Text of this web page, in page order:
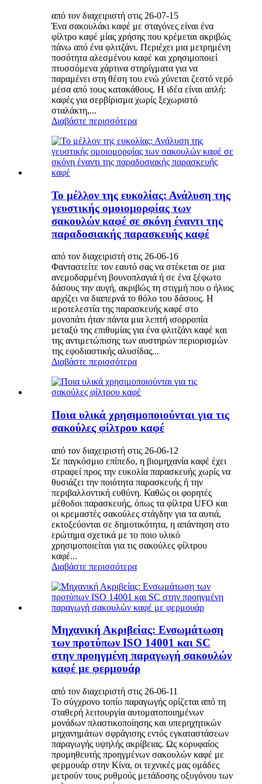
από τον διαχειριστή στις 26-07-15
Ένα σακουλάκι καφέ με σταγόνες είναι ένα
φίλτρο καφέ μίας χρήσης που κρέμεται ακριβώς
πάνω από ένα φλιτζάνι. Περιέχει μια μετρημένη
ποσότητα αλεσμένου καφέ και χρησιμοποιεί
πτυσσόμενα χάρτινα στηρίγματα για να
παραμένει στη θέση του ενώ χύνεται ζεστό νερό
μέσα από τους κατακάθους. Η ιδέα είναι απλή:
καφές για σερβίρισμα χωρίς ξεχωριστό
σταλάκτη,...
Διαβάστε περισσότερα
Το μέλλον της ευκολίας: Ανάλυση της
γευστικής ομοιομορφίας των
σακουλών καφέ σε σκόνη έναντι της
παραδοσιακής παρασκευής καφέ
από τον διαχειριστή στις 26-06-16
Φανταστείτε τον εαυτό σας να στέκεται σε μια
ανεμοδαρμένη βουνοπλαγιά ή σε ένα ξέφωτο
δάσους την αυγή, ακριβώς τη στιγμή που ο ήλιος
αρχίζει να διαπερνά το θόλο του δάσους. Η
ιεροτελεστία της παρασκευής καφέ στο
μονοπάτι ήταν πάντα μια λεπτή ισορροπία
μεταξύ της επιθυμίας για ένα φλιτζάνι καφέ και
της αντιμετώπισης των αυστηρών περιορισμών
της εφοδιαστικής αλυσίδας...
Διαβάστε περισσότερα
Ποια υλικά χρησιμοποιούνται για τις
σακούλες φίλτρου καφέ
από τον διαχειριστή στις 26-06-12
Σε παγκόσμιο επίπεδο, η βιομηχανία καφέ έχει
στραφεί προς την ευκολία παρασκευής χωρίς να
θυσιάζει την ποιότητα παρασκευής ή την
περιβαλλοντική ευθύνη. Καθώς οι φορητές
μέθοδοι παρασκευής, όπως τα φίλτρα UFO και
οι κρεμαστές σακούλες στάγδην για τα αυτιά,
εκτοξεύονται σε δημοτικότητα, η απάντηση στο
ερώτημα σχετικά με το ποιο υλικό
χρησιμοποιείται για τις σακούλες φίλτρου
καφέ...
Διαβάστε περισσότερα
Μηχανική Ακριβείας: Ενσωμάτωση
των προτύπων ISO 14001 και SC
στην προηγμένη παραγωγή σακουλών
καφέ με φερμουάρ
από τον διαχειριστή στις 26-06-11
Το σύγχρονο τοπίο παραγωγής ορίζεται από τη
σταθερή λειτουργία αυτοματοποιημένων
μονάδων πλαστικοποίησης και υπερηχητικών
μηχανημάτων σφράγισης εντός εγκαταστάσεων
παραγωγής υψηλής ακρίβειας. Ως κορυφαίος
προμηθευτής προηγμένων σακουλών καφέ με
φερμουάρ στην Κίνα, οι τεχνικές μας ομάδες
μετρούν τους ρυθμούς μετάδοσης οξυγόνου των